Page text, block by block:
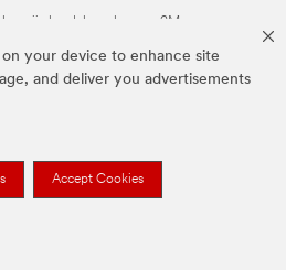
your device to enhance site
and deliver you advertisements
Accept Cookies
zijn handelsmerken van 3M.we